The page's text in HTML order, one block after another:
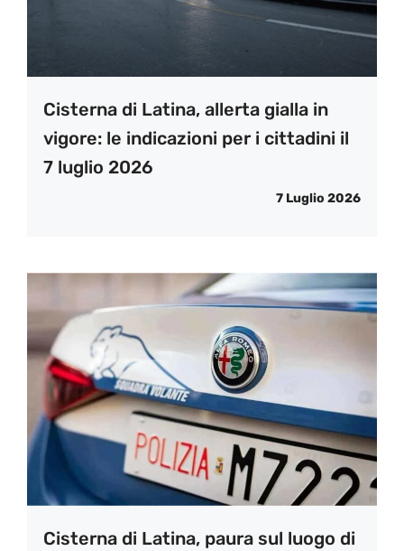
Cisterna di Latina, allerta gialla in
vigore: le indicazioni per i cittadini il
7 luglio 2026
7 Luglio 2026
Cisterna di Latina, paura sul luogo di